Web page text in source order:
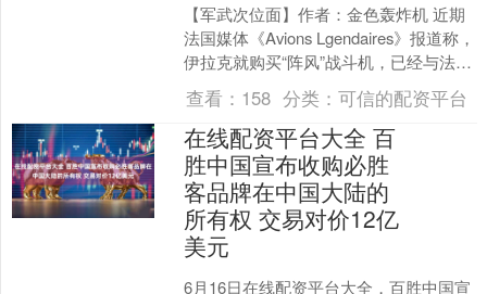
【军武次位面】作者：金色轰炸机 近期
法国媒体《Avions Lgendaires》报道称，
伊拉克就购买“阵风”战斗机，已经与法国
进入到了最终的谈判阶段。伊拉克准....
查看： 158 分类： 可信的配资平台
在线配资平台大全 百
胜中国宣布收购必胜
客品牌在中国大陆的
所有权 交易对价12亿
美元
6月16日在线配资平台大全，百胜中国宣